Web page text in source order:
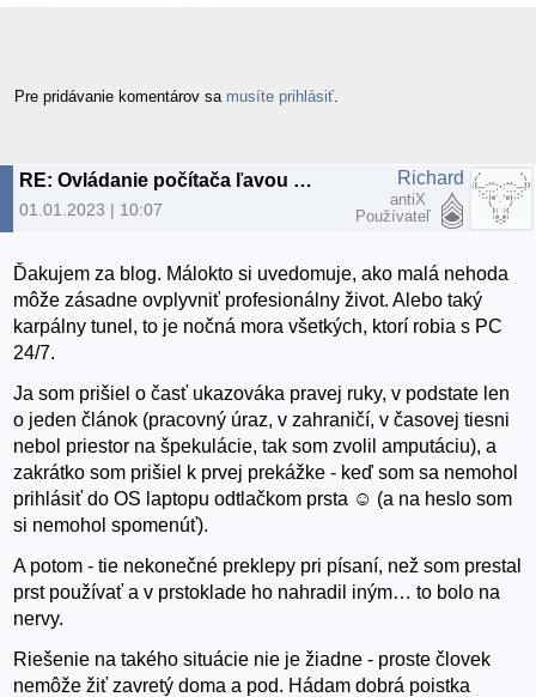
Pre pridávanie komentárov sa musíte prihlásiť
RE: Ovládanie počítača ľavou prednou
01.01.2023 | 10:07
Richard
antiX
Používateľ
Ďakujem za blog. Málokto si uvedomuje, ako malá nehoda
môže zásadne ovplyvniť profesionálny život. Alebo taký
karpálny tunel, to je nočná mora všetkých, ktorí robia s PC
24/7.
Ja som prišiel o časť ukazováka pravej ruky, v podstate len
o jeden článok (pracovný úraz, v zahraničí, v časovej tiesni
nebol priestor na špekulácie, tak som zvolil amputáciu), a
zakrátko som prišiel k prvej prekážke - keď som sa nemohol
prihlásiť do OS laptopu odtlačkom prsta ☺ (a na heslo som
si nemohol spomenúť).
A potom - tie nekonečné preklepy pri písaní, než som prestal
prst používať a v prstoklade ho nahradil iným… to bolo na
nervy.
Riešenie na takého situácie nie je žiadne - proste človek
nemôže žiť zavretý doma a pod. Hádam dobrá poistka